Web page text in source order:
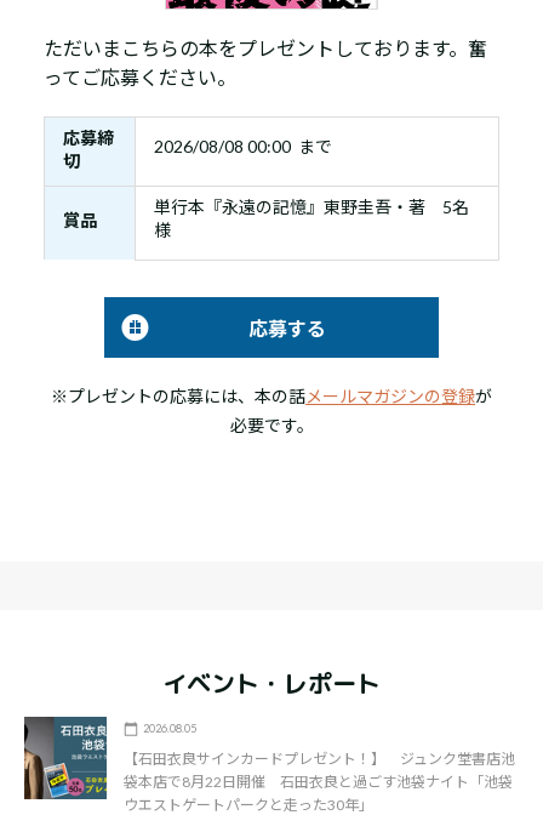
ただいまこちらの本をプレゼントしております。奮
ってご応募ください。
応募締
切
2026/08/08 00:00 まで
賞品
単行本『永遠の記憶』東野圭吾・著 5名
様
応募する
※プレゼントの応募には、本の話メールマガジンの登録が
必要です。
イベント・レポート
2026.08.05
【石田衣良サインカードプレゼント！】 ジュンク堂書店池
袋本店で8月22日開催 石田衣良と過ごす池袋ナイト「池袋
ウエストゲートパークと走った30年」